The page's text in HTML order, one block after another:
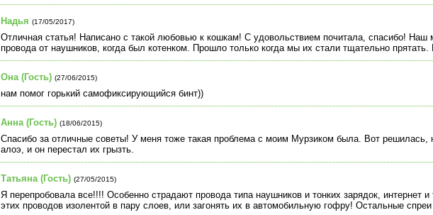
Надья (17/05/2017)
Отличная статья! Написано с такой любовью к кошкам! С удовольствием почитала, спасибо! Наш
провода от наушников, когда был котенком. Прошло только когда мы их стали тщательно
Она (Гость) (27/06/2015)
нам помог горький самофиксирующийся бинт))
Анна (Гость) (18/06/2015)
Спасибо за отличные советы! У меня тоже такая проблема с моим Мурзиком была. Вот решилась,
алоэ, и он перестал их грызть.
Татьяна (Гость) (27/05/2015)
Я перепробовала все!!!! Особенно страдают провода типа наушников и тонких зарядок, интернет
этих проводов изолентой в пару слоев, или загонять их в автомобильную гофру! Остальные